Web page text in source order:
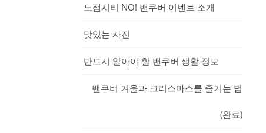
노잼시티 NO! 밴쿠버 이벤트 소개
맛있는 사진
반드시 알아야 할 밴쿠버 생활 정보
밴쿠버 겨울과 크리스마스를 즐기는 법
(완료)